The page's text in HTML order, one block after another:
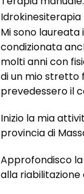
Idrokinesiterapia
Mi sono laureata
condizionata
molti anni con
di un mio stretto
prevedessero il
Inizio la mia
provincia di
Approfondisco la
alla